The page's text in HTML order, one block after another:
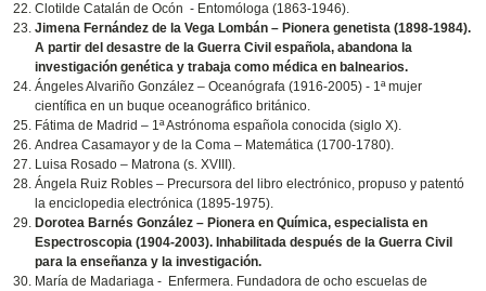
Clotilde Catalán de Ocón - Entomóloga (1863-1946).
Jimena Fernández de la Vega Lombán – Pionera genetista (1898-1984).
A partir del desastre de la Guerra Civil española, abandona la
investigación genética y trabaja como médica en balnearios.
Ángeles Alvariño González – Oceanógrafa (1916-2005) - 1ª mujer
científica en un buque oceanográfico británico.
Fátima de Madrid – 1ª Astrónoma española conocida (siglo X).
Andrea Casamayor y de la Coma – Matemática (1700-1780).
Luisa Rosado – Matrona (s. XVIII).
Ángela Ruiz Robles – Precursora del libro electrónico, propuso y patentó
la enciclopedia electrónica (1895-1975).
Dorotea Barnés González – Pionera en Química, especialista en
Espectroscopia (1904‑2003). Inhabilitada después de la Guerra Civil
para la enseñanza y la investigación.
María de Madariaga - Enfermera. Fundadora de ocho escuelas de